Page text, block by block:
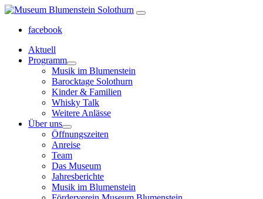
facebook
Aktuell
Programm
Musik im Blumenstein
Barocktage Solothurn
Kinder & Familien
Whisky Talk
Weitere Anlässe
Über uns
Öffnungszeiten
Anreise
Team
Das Museum
Jahresberichte
Musik im Blumenstein